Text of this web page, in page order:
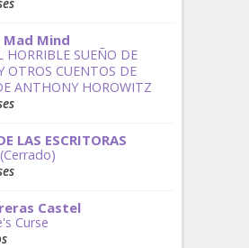
Mind
HORRIBLE SUEÑO DE
OTROS CUENTOS DE
ANTHONY HOROWITZ
LAS ESCRITORAS
Castel
Curse